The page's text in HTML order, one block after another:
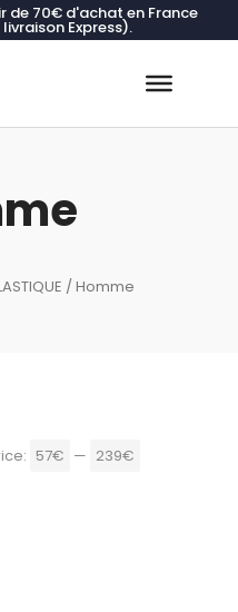
de 70€ d'achat en France
Express).
/ Homme
57€ — 239€